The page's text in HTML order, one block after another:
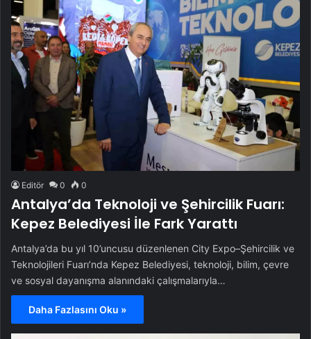
Editör 0 0
Antalya’da Teknoloji ve Şehircilik Fuarı:
Kepez Belediyesi İle Fark Yarattı
Antalya’da bu yıl 10’uncusu düzenlenen City Expo–Şehircilik ve
Teknolojileri Fuarı’nda Kepez Belediyesi, teknoloji, bilim, çevre
ve sosyal dayanışma alanındaki çalışmalarıyla…
Daha Fazlasını Oku »